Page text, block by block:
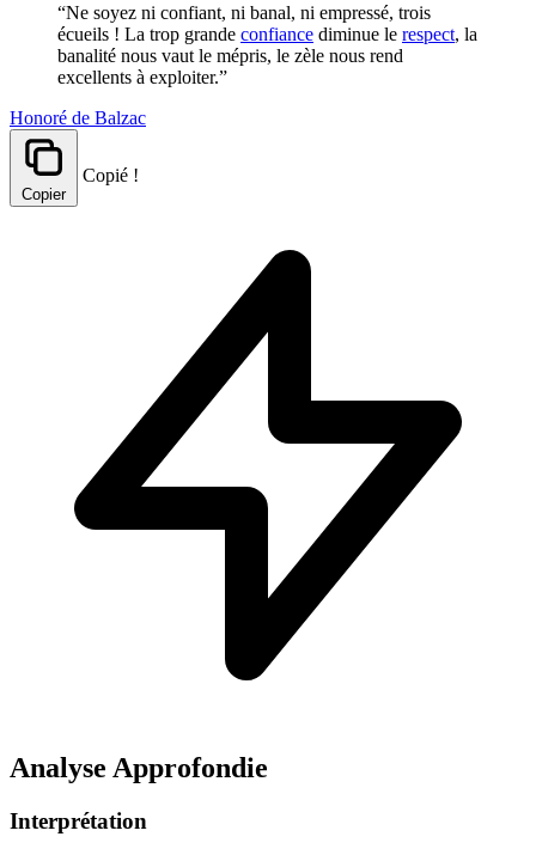
“Ne soyez ni confiant, ni banal, ni empressé, trois
écueils ! La trop grande confiance diminue le respect, la
banalité nous vaut le mépris, le zèle nous rend
excellents à exploiter.”
Honoré de Balzac
Copier
Copié !
Analyse Approfondie
Interprétation